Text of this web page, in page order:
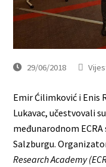
29/06/2018
Emir Ćilimković i Enis
Lukavac, učestvovali
međunarodnom
Salzburgu.
Research Academy